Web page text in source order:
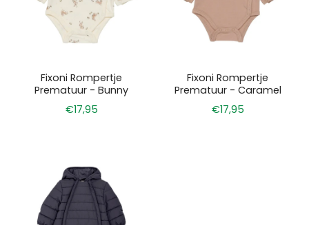
Fixoni Rompertje
Prematuur - Bunny
€17,95
Fixoni Rompertje
Prematuur - Caramel
€17,95